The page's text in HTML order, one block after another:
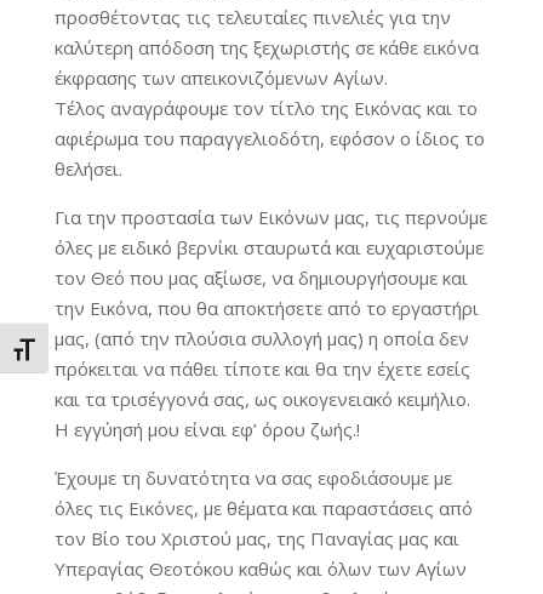
Εναλλαγή Μεγέθους Γραμμάτων
προσθέτοντας τις τελευταίες πινελιές για την
καλύτερη απόδοση της ξεχωριστής σε κάθε εικόνα
έκφρασης των απεικονιζόμενων Αγίων.
Τέλος αναγράφουμε τον τίτλο της Εικόνας και το
αφιέρωμα του παραγγελιοδότη, εφόσον ο ίδιος το
θελήσει.
Για την προστασία των Εικόνων μας, τις περνούμε
όλες με ειδικό βερνίκι σταυρωτά και ευχαριστούμε
τον Θεό που μας αξίωσε, να δημιουργήσουμε και
την Εικόνα, που θα αποκτήσετε από το εργαστήρι
μας, (από την πλούσια συλλογή μας) η οποία δεν
πρόκειται να πάθει τίποτε και θα την έχετε εσείς
και τα τρισέγγονά σας, ως οικογενειακό κειμήλιο.
Η εγγύησή μου είναι εφ’ όρου ζωής.!
Έχουμε τη δυνατότητα να σας εφοδιάσουμε με
όλες τις Εικόνες, με θέματα και παραστάσεις από
τον Βίο του Χριστού μας, της Παναγίας μας και
Υπεραγίας Θεοτόκου καθώς και όλων των Αγίων